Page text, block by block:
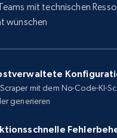
mit technischen
wünschen
mit dem No-Code-KI-
generieren